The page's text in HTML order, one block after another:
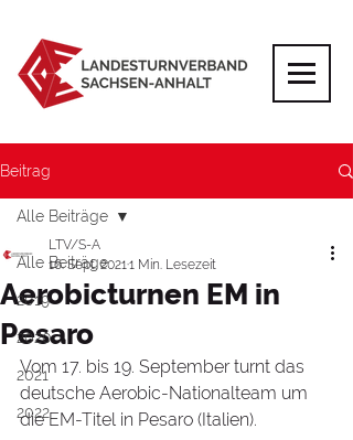
Beitrag
Alle Beiträge
2019
2020
2021
2022
Alle Beiträge
Aerobicturnen EM in
Pesaro
LTV/S-A
16. Sept. 20211 Min. Lesezeit
Vom 17. bis 19. September turnt das
deutsche Aerobic-Nationalteam um
die EM-Titel in Pesaro (Italien).